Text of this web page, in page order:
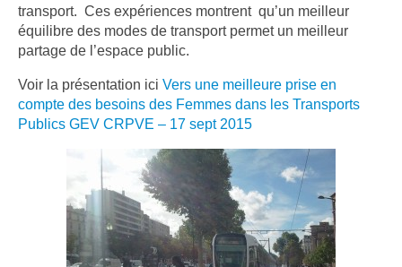
transport. Ces expériences montrent qu’un meilleur
équilibre des modes de transport permet un meilleur
partage de l’espace public.
Voir la présentation ici Vers une meilleure prise en
compte des besoins des Femmes dans les Transports
Publics GEV CRPVE – 17 sept 2015